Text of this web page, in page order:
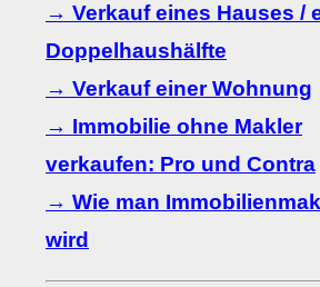
→ Verkauf eines Hauses /
Doppelhaushälfte
→ Verkauf einer Wohnung
→ Immobilie ohne Makler
verkaufen: Pro und Contra
→ Wie man
wird